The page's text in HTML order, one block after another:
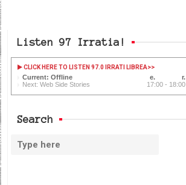
Listen 97 Irratia!
CLICK HERE TO LISTEN 97.0 IRRATI LIBREA>>
Current: Offline
Next: Web Side Stories
17:00 - 18:00
Search